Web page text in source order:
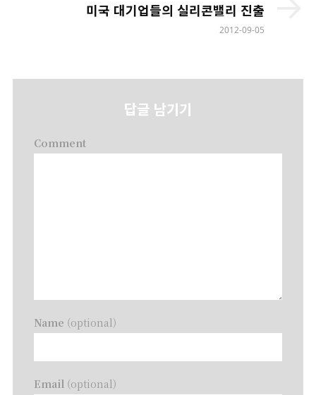
미국 대기업들의 실리콘밸리 진출
2012-09-05
답글 남기기
Comment
Name (optional)
Email (optional)